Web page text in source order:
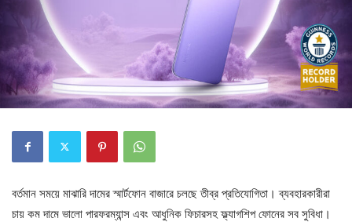
বর্তমান সময়ে মাঝারি দামের স্মার্টফোন বাজারে চলছে তীব্র প্রতিযোগিতা। ব্যবহারকারীরা
চায় কম দামে ভালো পারফরম্যান্স এবং আধুনিক ফিচারসহ ফ্ল্যাগশিপ ফোনের সব সুবিধা।